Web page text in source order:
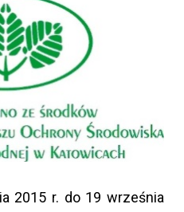
2015 r. do 19 września